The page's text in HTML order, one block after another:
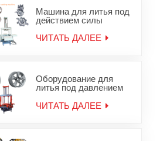
Машина для литья под
действием силы
колесных дисков
ЧИТАТЬ ДАЛЕЕ
Оборудование для
литья под давлением
ЧИТАТЬ ДАЛЕЕ